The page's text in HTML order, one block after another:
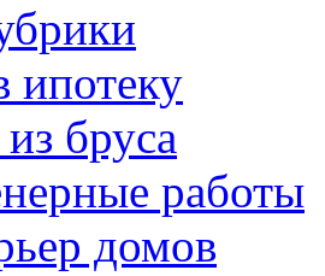
ипотеку
бруса
работы
домов